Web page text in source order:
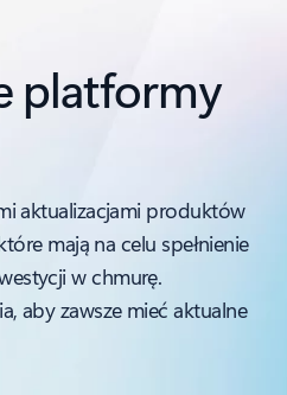
platformy
aktualizacjami produktów
mają na celu spełnienie
w chmurę.
aby zawsze mieć aktualne